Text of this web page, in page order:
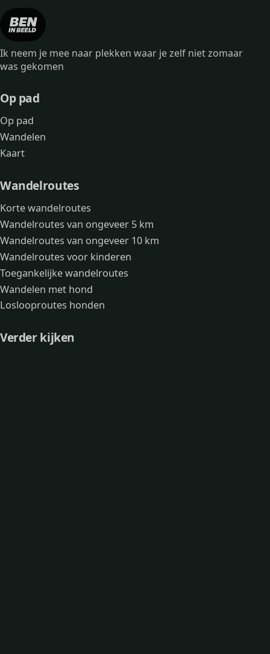
Ik neem je mee naar plekken waar je zelf niet zomaar
was gekomen
Op pad
Op pad
Wandelen
Kaart
Wandelroutes
Korte wandelroutes
Wandelroutes van ongeveer 5 km
Wandelroutes van ongeveer 10 km
Wandelroutes voor kinderen
Toegankelijke wandelroutes
Wandelen met hond
Loslooproutes honden
Verder kijken